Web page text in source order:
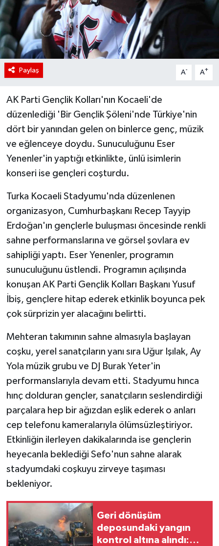
Paylaş A- A+
AK Parti Gençlik Kolları'nın Kocaeli'de
düzenlediği 'Bir Gençlik Şöleni'nde Türkiye'nin
dört bir yanından gelen on binlerce genç, müzik
ve eğlenceye doydu. Sunuculuğunu Eser
Yenenler'in yaptığı etkinlikte, ünlü isimlerin
konseri ise gençleri coşturdu.
Turka Kocaeli Stadyumu'nda düzenlenen
organizasyon, Cumhurbaşkanı Recep Tayyip
Erdoğan'ın gençlerle buluşması öncesinde renkli
sahne performanslarına ve görsel şovlara ev
sahipliği yaptı. Eser Yenenler, programın
sunuculuğunu üstlendi. Programın açılışında
konuşan AK Parti Gençlik Kolları Başkanı Yusuf
İbiş, gençlere hitap ederek etkinlik boyunca pek
çok sürprizin yer alacağını belirtti.
Mehteran takımının sahne almasıyla başlayan
coşku, yerel sanatçıların yanı sıra Uğur Işılak, Ay
Yola müzik grubu ve DJ Burak Yeter'in
performanslarıyla devam etti. Stadyumu hınca
hınç dolduran gençler, sanatçıların seslendirdiği
parçalara hep bir ağızdan eşlik ederek o anları
cep telefonu kameralarıyla ölümsüzleştiriyor.
Etkinliğin ilerleyen dakikalarında ise gençlerin
heyecanla beklediği Sefo'nun sahne alarak
stadyumdaki coşkuyu zirveye taşıması
bekleniyor.
Geri dönüşüm
deposundaki yangın
kontrol altına alındı: